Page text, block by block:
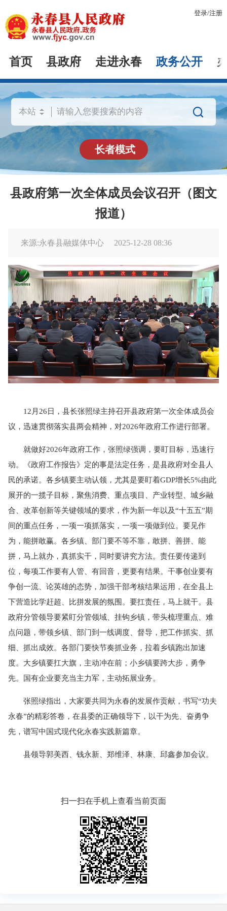
登录/注册
首页 县政府 走进永春 政务公开

长者模式
县政府第一次全体成员会议召开（图文
报道）
来源:永春县融媒体中心 2025-12-28 08:36
12月26日，县长张照绿主持召开县政府第一次全体成员会
议，迅速贯彻落实县两会精神，对2026年政府工作进行部署。
就做好2026年政府工作，张照绿强调，要盯目标，迅速行
动。《政府工作报告》定的事是法定任务，是县政府对全县人
民的承诺。各乡镇要主动认领，尤其是要盯着GDP增长5%由此
展开的一揽子目标，聚焦消费、重点项目、产业转型、城乡融
合、改革创新等关键领域的要求，作为新一年以及“十五五”期
间的重点任务，一项一项抓落实，一项一项做到位。要见作
为，能拼敢赢。各乡镇、部门要不等不靠，敢拼、善拼、能
拼，马上就办，真抓实干，同时要讲究方法。责任要传递到
位，每项工作要有人管、有回音，更要有结果。干事创业要有
争创一流、论英雄的态势，加强干部考核结果运用，在全县上
下营造比学赶超、比拼发展的氛围。要扛责任，马上就干。县
政府分管领导要紧盯分管领域、挂钩乡镇，带头梳理重点、难
点问题，带领乡镇、部门到一线调度、督导，把工作抓实、抓
细、抓出成效。各部门要快节奏抓业务，拉着乡镇跑出加速
度。大乡镇要扛大旗，主动冲在前；小乡镇要跨大步，勇争
先。国有企业要充当主力军，主动拓展业务。
张照绿指出，大家要共同为永春的发展作贡献，书写“功夫
永春”的精彩答卷，在县委的正确领导下，以干为先、奋勇争
先，谱写中国式现代化永春实践新篇章。
县领导郭美西、钱永新、郑维泽、林康、邱鑫参加会议。
扫一扫在手机上查看当前页面